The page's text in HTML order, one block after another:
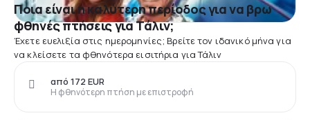
Ποια είναι η καλύτερη περίοδος για να βρω
φθηνές πτήσεις για Τάλιν;
Έχετε ευελιξία στις ημερομηνίες; Βρείτε τον ιδανικό μήνα για
να κλείσετε τα φθηνότερα εισιτήρια για Τάλιν
Η φθηνότερη πτήση με επιστροφή
από 172 EUR